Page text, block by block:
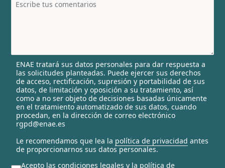
t
l
e
c
t
e
d
ENAE tratará sus datos personales para dar respuesta a
las solicitudes planteadas. Puede ejercer sus derechos
de acceso, rectificación, supresión y portabilidad de sus
datos, de limitación y oposición a su tratamiento, así
como a no ser objeto de decisiones basadas únicamente
en el tratamiento automatizado de sus datos, cuando
procedan, en la dirección de correo electrónico
rgpd@enae.es
Le recomendamos que lea la política de privacidad antes
de proporcionarnos sus datos personales.
Acepto las condiciones legales y la política de